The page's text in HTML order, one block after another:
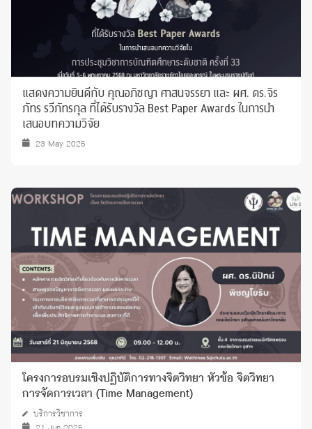
แสดงความยินดีกับ คุณอภิชญา ศาสนจรรยา และ ผศ. ดร.จิร
ภัทร รวีภัทรกุล ที่ได้รับรางวัล Best Paper Awards ในการนำ
เสนอบทความวิจัย
23 May 2025
โครงการอบรมเชิงปฏิบัติการทางจิตวิทยา หัวข้อ จิตวิทยา
การจัดการเวลา (Time Management)
บริการวิชาการ